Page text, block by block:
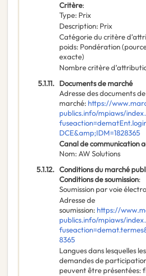
Critère:
Type: Prix
Description: Prix
Catégorie du critère
poids: Pondération
exacte)
Nombre critère
5.1.11. Documents de marché
Adresse des documents de
marché: https://
publics.info/mpiaws/
DCE&amp;IDM=1828365
Canal de communication
Nom: AW Solutions
5.1.12. Conditions du marché
Conditions de soumission:
Soumission par voie
Adresse de
soumission: https://
publics.info/mpiaws/
8365
Langues dans lesquelles
demandes de
peuvent être présentées: